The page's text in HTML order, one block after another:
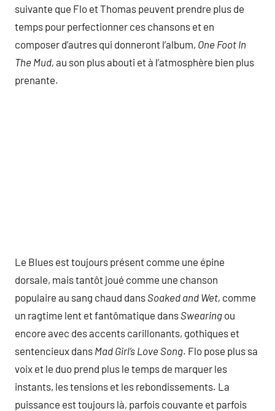
suivante que Flo et Thomas peuvent prendre plus de
temps pour perfectionner ces chansons et en
composer d’autres qui donneront l’album, One Foot In
The Mud, au son plus abouti et à l’atmosphère bien plus
prenante.
Le Blues est toujours présent comme une épine
dorsale, mais tantôt joué comme une chanson
populaire au sang chaud dans Soaked and Wet, comme
un ragtime lent et fantômatique dans Swearing ou
encore avec des accents carillonants, gothiques et
sentencieux dans Mad Girl’s Love Song. Flo pose plus sa
voix et le duo prend plus le temps de marquer les
instants, les tensions et les rebondissements. La
puissance est toujours là, parfois couvante et parfois